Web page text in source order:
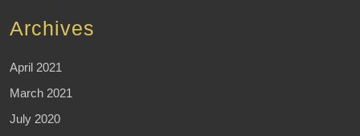
Archives
April 2021
March 2021
July 2020